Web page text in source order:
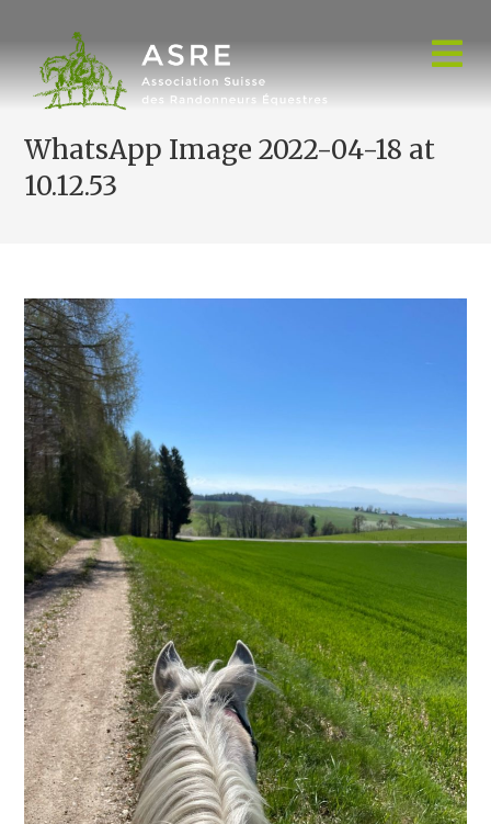
content
WhatsApp Image 2022-04-18 at
10.12.53